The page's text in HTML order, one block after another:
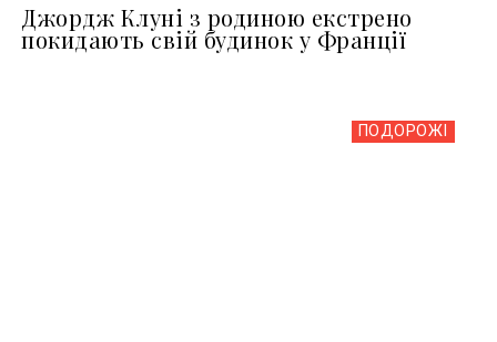
Джордж Клуні з родиною екстрено
покидають свій будинок у Франції
ПОДОРОЖІ